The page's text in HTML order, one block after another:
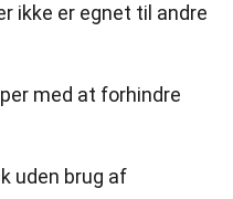
ikke er egnet til andre
med at forhindre
uden brug af